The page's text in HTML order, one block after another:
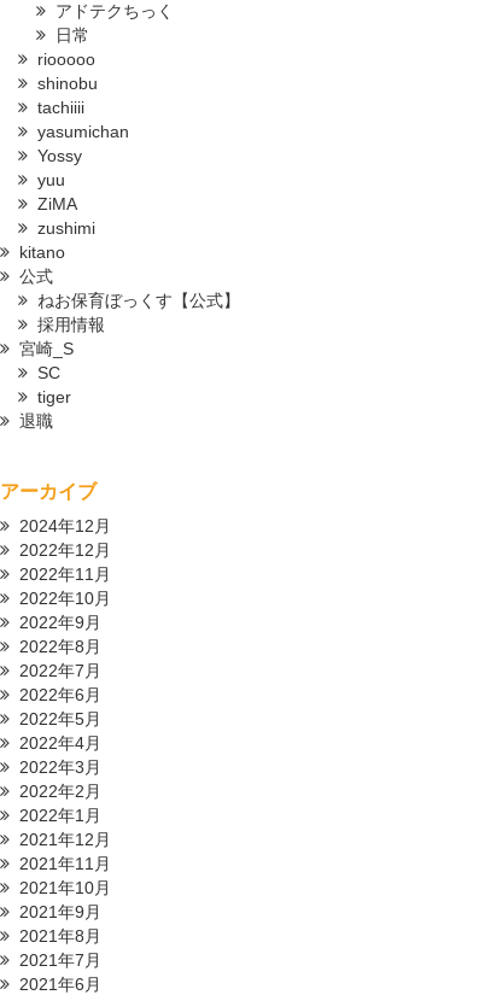
アドテクちっく
日常
riooooo
shinobu
tachiiii
yasumichan
Yossy
yuu
ZiMA
zushimi
kitano
公式
ねお保育ぼっくす【公式】
採用情報
宮崎_S
SC
tiger
退職
アーカイブ
2024年12月
2022年12月
2022年11月
2022年10月
2022年9月
2022年8月
2022年7月
2022年6月
2022年5月
2022年4月
2022年3月
2022年2月
2022年1月
2021年12月
2021年11月
2021年10月
2021年9月
2021年8月
2021年7月
2021年6月